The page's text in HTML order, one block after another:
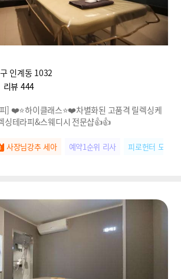
인계동 1032
리뷰 444
] ❤️⭐하이클래스⭐❤️차별화된 고품격 릴렉싱케
싱테라피&스웨디시 전문샵👍👍
사장님강추 세아 예약1순위 리사 피로헌터 도희